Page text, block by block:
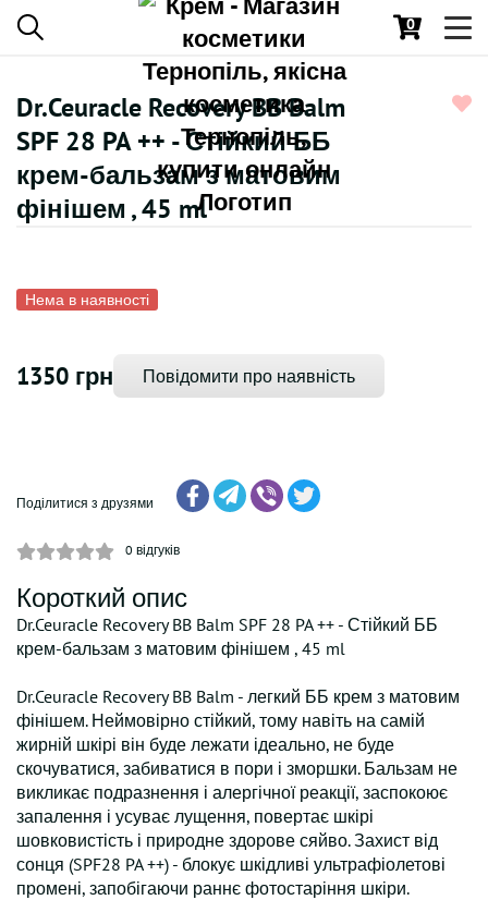
0
Dr.Ceuracle Recovery BB Balm
SPF 28 PA ++ - Стійкий ББ
крем-бальзам з матовим
фінішем , 45 ml
Нема в наявності
1350 грн Повідомити про наявність
Поділитися з друзями
0 відгуків
Короткий опис
Dr.Ceuracle Recovery BB Balm SPF 28 PA ++ - Стійкий ББ
крем-бальзам з матовим фінішем , 45 ml
Dr.Ceuracle Recovery BB Balm - легкий ББ крем з матовим
фінішем. Неймовірно стійкий, тому навіть на самій
жирній шкірі він буде лежати ідеально, не буде
скочуватися, забиватися в пори і зморшки. Бальзам не
викликає подразнення і алергічної реакції, заспокоює
запалення і усуває лущення, повертає шкірі
шовковистість і природне здорове сяйво. Захист від
сонця (SPF28 PA ++) - блокує шкідливі ультрафіолетові
промені, запобігаючи раннє фотостаріння шкіри.